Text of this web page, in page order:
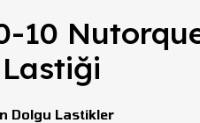
10
Dolgu Lastikler